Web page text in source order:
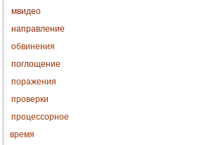
мвидео
направление
обвинения
поглощение
поражения
проверки
процессорное
время